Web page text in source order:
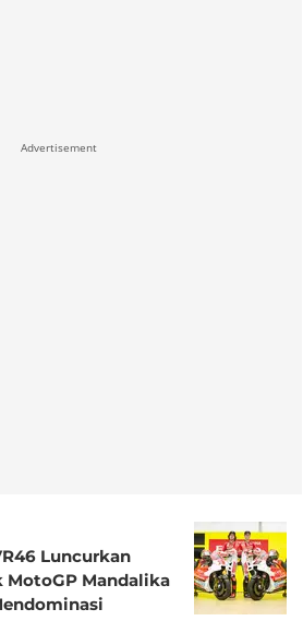
Advertisement
Luncurkan
MotoGP Mandalika